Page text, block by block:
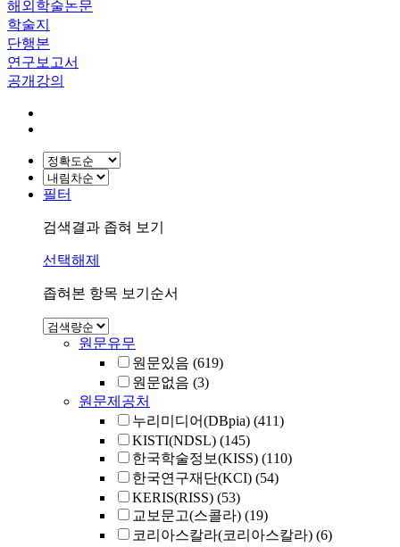
해외학술논문
학술지
단행본
연구보고서
공개강의
필터
검색결과 좁혀 보기
선택해제
좁혀본 항목 보기순서
원문유무
원문있음 (619)
원문없음 (3)
원문제공처
누리미디어(DBpia) (411)
KISTI(NDSL) (145)
한국학술정보(KISS) (110)
한국연구재단(KCI) (54)
KERIS(RISS) (53)
교보문고(스콜라) (19)
코리아스칼라(코리아스칼라) (6)